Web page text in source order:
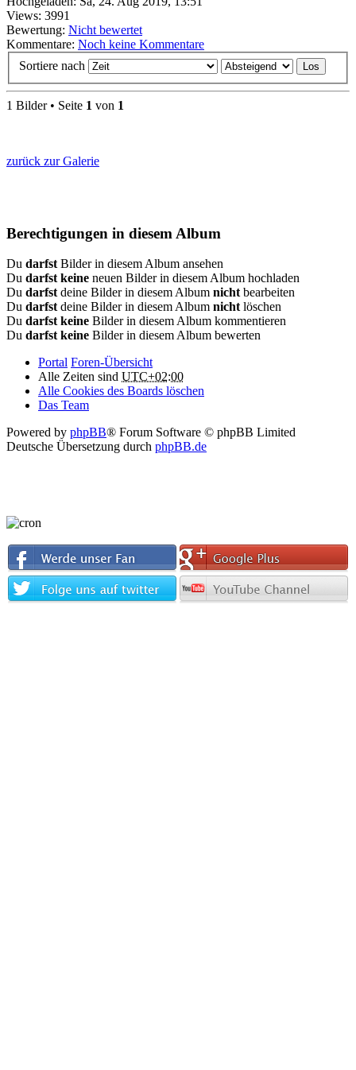
Views: 3991
Bewertung: Nicht bewertet
Kommentare: Noch keine Kommentare
Sortiere nach
1 Bilder • Seite 1 von 1
zurück zur Galerie
Berechtigungen in diesem Album
Du darfst Bilder in diesem Album ansehen
Du darfst keine neuen Bilder in diesem Album hochladen
Du darfst deine Bilder in diesem Album nicht bearbeiten
Du darfst deine Bilder in diesem Album nicht löschen
Du darfst keine Bilder in diesem Album kommentieren
Du darfst keine Bilder in diesem Album bewerten
Portal Foren-Übersicht
Alle Zeiten sind UTC+02:00
Alle Cookies des Boards löschen
Das Team
Powered by phpBB® Forum Software © phpBB Limited
Deutsche Übersetzung durch phpBB.de